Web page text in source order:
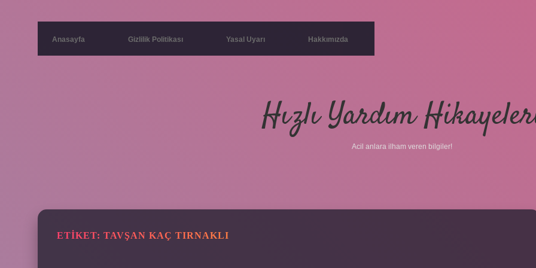
Anasayfa Gizlilik Politikası Yasal Uyarı Hakkımızda
Hızlı Yardım
Acil anlara ilham veren bilgiler!
ETIKET: TAVŞAN KAÇ TIRNAKLI